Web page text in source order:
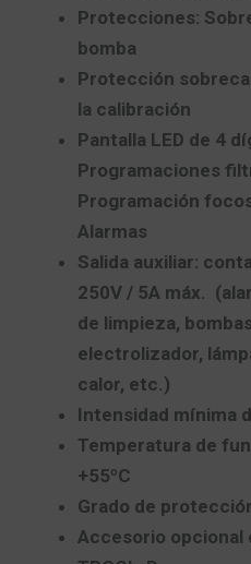
Protecciones:
bomba
Protección
la calibración
Pantalla LED de 4
Programaciones
Programación
Alarmas
Salida auxiliar:
250V / 5A máx.
de limpieza,
electrolizador,
calor, etc.)
Intensidad mínima
Temperatura de
+55ºC
Grado de
Accesorio